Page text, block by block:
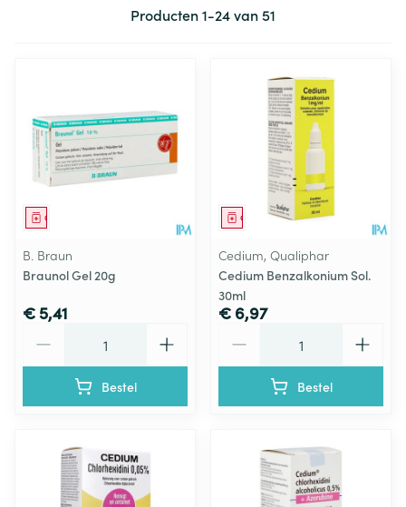
Producten1-24van51
Geneesmiddel
B. Braun
Braunol Gel 20g
€ 5,41
Bestel
Geneesmiddel
Cedium, Qualiphar
Cedium Benzalkonium Sol.
30ml
€ 6,97
Bestel